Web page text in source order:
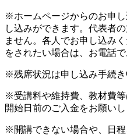
※ホームページからのお申
し込みができます。代表者
ません。各人でお申し込み
をされたい場合は、お電話
※残席状況は申し込み手続き
※受講料や維持費、教材費
開始日前のご入金をお願いし
※開講できない場合や、日